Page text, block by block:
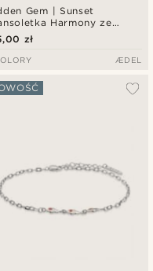
Gem | Sunset
Harmony ze
próby 925
zł
ÆDEL